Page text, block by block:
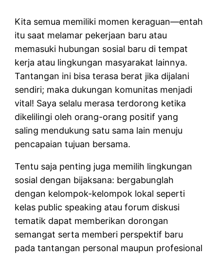
Kita semua memiliki momen keraguan—entah
itu saat melamar pekerjaan baru atau
memasuki hubungan sosial baru di tempat
kerja atau lingkungan masyarakat lainnya.
Tantangan ini bisa terasa berat jika dijalani
sendiri; maka dukungan komunitas menjadi
vital! Saya selalu merasa terdorong ketika
dikelilingi oleh orang-orang positif yang
saling mendukung satu sama lain menuju
pencapaian tujuan bersama.
Tentu saja penting juga memilih lingkungan
sosial dengan bijaksana: bergabunglah
dengan kelompok-kelompok lokal seperti
kelas public speaking atau forum diskusi
tematik dapat memberikan dorongan
semangat serta memberi perspektif baru
pada tantangan personal maupun profesional